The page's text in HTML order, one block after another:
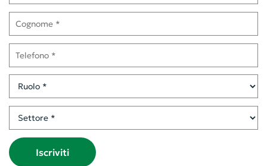
Cognome
Telefono
Ruolo
Settore
Iscriviti